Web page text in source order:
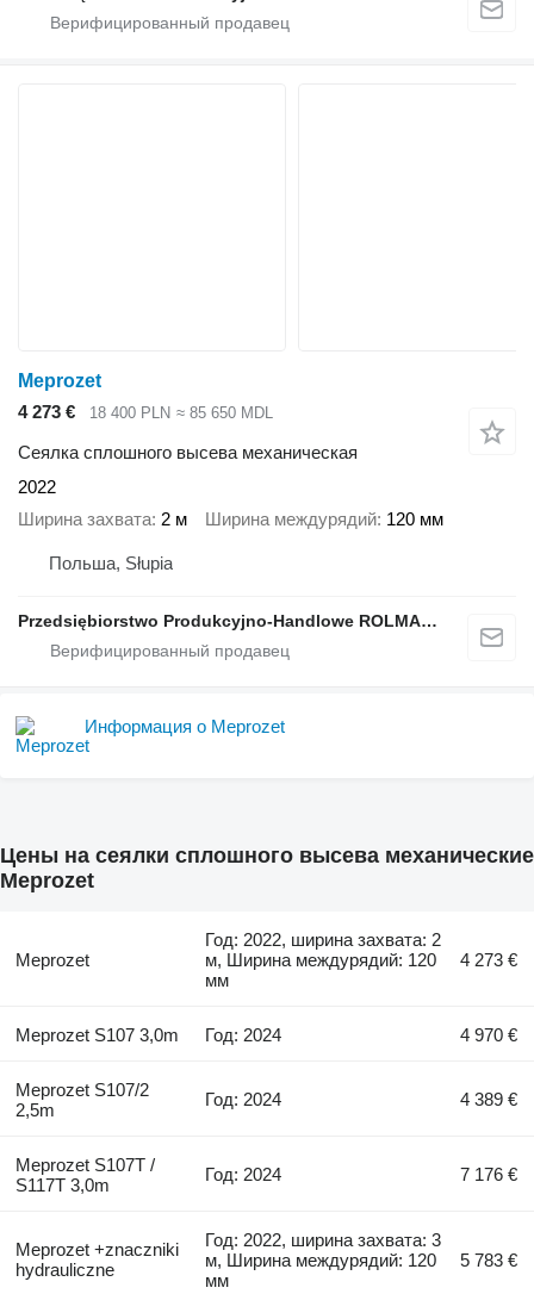
Meprozet
4 273 €
18 400 PLN ≈ 85 650 MDL
Сеялка сплошного высева механическая
2022
Ширина захвата 2 м Ширина междурядий 120 мм
Польша, Słupia
Przedsiębiorstwo Produkcyjno-Handlowe ROLMAPOL Marcin Dziekan
Информация о Meprozet
Цены на сеялки сплошного высева механические
Meprozet
Meprozet
Год: 2022, ширина захвата: 2
м, Ширина междурядий: 120
мм
4 273 €
Meprozet S107 3,0m Год: 2024 4 970 €
Meprozet S107/2
2,5m
Год: 2024 4 389 €
Meprozet S107T /
S117T 3,0m
Год: 2024 7 176 €
Meprozet +znaczniki
hydrauliczne
Год: 2022, ширина захвата: 3
м, Ширина междурядий: 120
мм
5 783 €